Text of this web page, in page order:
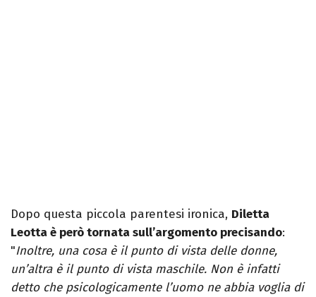
Dopo questa piccola parentesi ironica, Diletta
Leotta è però tornata sull’argomento precisando:
"Inoltre, una cosa è il punto di vista delle donne,
un’altra è il punto di vista maschile. Non è infatti
detto che psicologicamente l’uomo ne abbia voglia di